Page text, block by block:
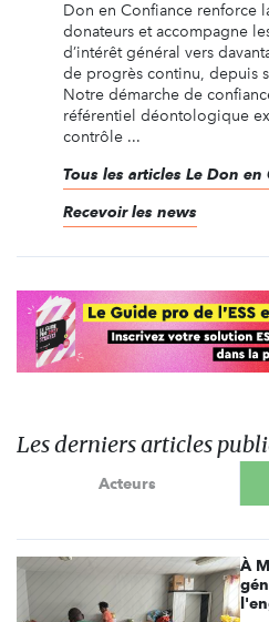
Don en Confiance renforce
donateurs et accompagne
d’intérêt général vers
de progrès continu, depuis
Notre démarche de
référentiel déontologique
contrôle ...
Tous les articles Le Don en
Recevoir les news
Les derniers articles
Acteurs
À